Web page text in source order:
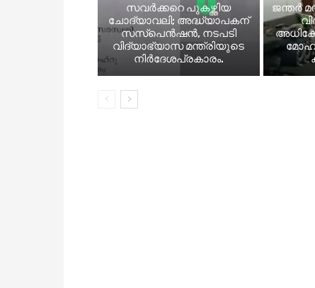
സവര്‍ക്കറെ പുകഴ്ത്തിയ
ചോദ്യാവലി; അദ്ധ്യാപകന്
സസ്‌പെൻഷൻ, നടപടി
വിദ്യാഭ്യാസ മന്ത്രിയുടെ
നിര്‍ദേശപ്രകാരം.
ജന്തര്‍